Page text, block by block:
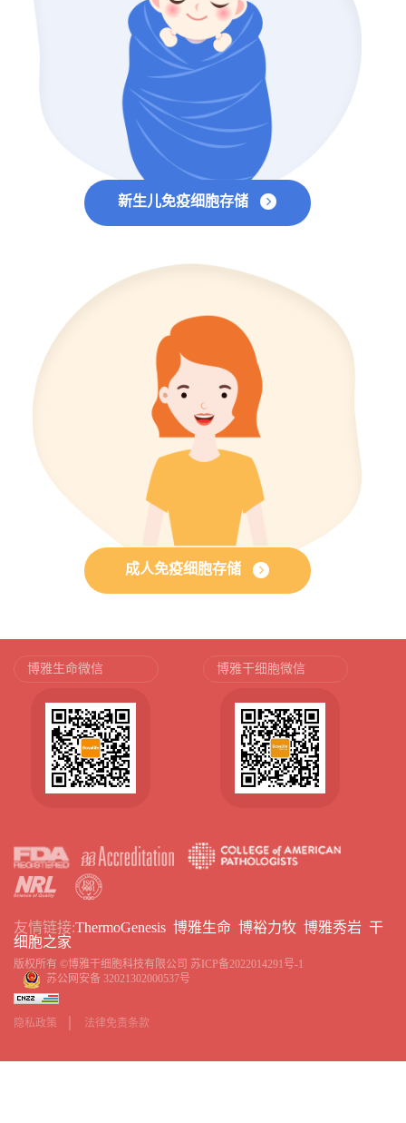
新生儿免疫细胞存储
成人免疫细胞存储
博雅生命微信 博雅干细胞微信
友情链接:ThermoGenesis 博雅生命 博裕力牧 博雅秀岩 干
细胞之家
版权所有 ©博雅干细胞科技有限公司 苏ICP备2022014291号-1
苏公网安备 32021302000537号
隐私政策 法律免责条款